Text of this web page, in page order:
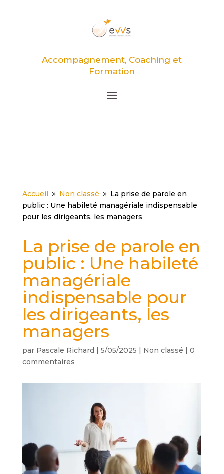
Accompagnement, Coaching et
Formation
Accueil 9 Non classé 9 La prise de parole en
public : Une habileté managériale indispensable
pour les dirigeants, les managers
La prise de parole en
public : Une habileté
managériale
indispensable pour
les dirigeants, les
managers
par Pascale Richard | 5/05/2025 | Non classé | 0
commentaires